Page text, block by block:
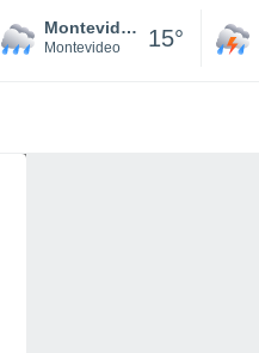
Montevideo
Montevideo 15°